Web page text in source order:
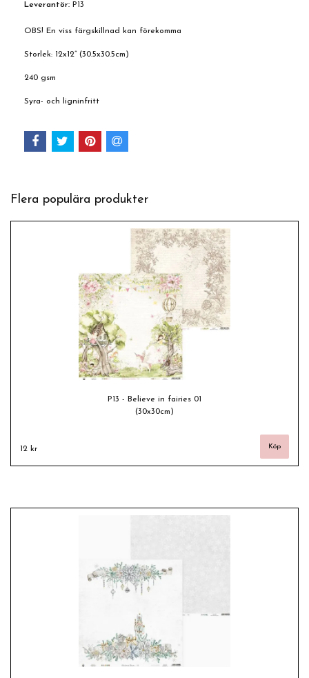
Leverantör: P13
OBS! En viss färgskillnad kan förekomma
Storlek: 12x12” (30.5x30.5cm)
240 gsm
Syra- och ligninfritt
Flera populära produkter
P13 - Believe in fairies 01
(30x30cm)
12 kr